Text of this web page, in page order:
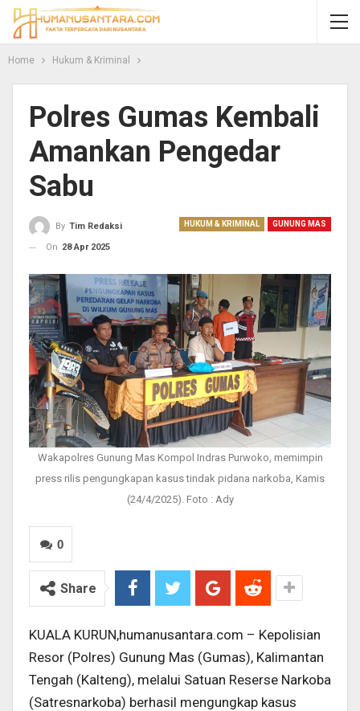
Home Hukum & Kriminal
Polres Gumas Kembali
Amankan Pengedar
Sabu
HUKUM & KRIMINAL GUNUNG MAS
By Tim Redaksi
On 28 Apr 2025
Wakapolres Gunung Mas Kompol Indras Purwoko, memimpin
press rilis pengungkapan kasus tindak pidana narkoba, Kamis
(24/4/2025). Foto : Ady
0
Share
KUALA KURUN,humanusantara.com – Kepolisian
Resor (Polres) Gunung Mas (Gumas), Kalimantan
Tengah (Kalteng), melalui Satuan Reserse Narkoba
(Satresnarkoba) berhasil mengungkap kasus